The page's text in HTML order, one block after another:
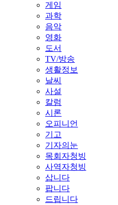
게임
과학
음악
영화
도서
TV/방송
생활정보
날씨
사설
칼럼
시론
오피니언
기고
기자의눈
목회자청빙
사역자청빙
삽니다
팝니다
드립니다